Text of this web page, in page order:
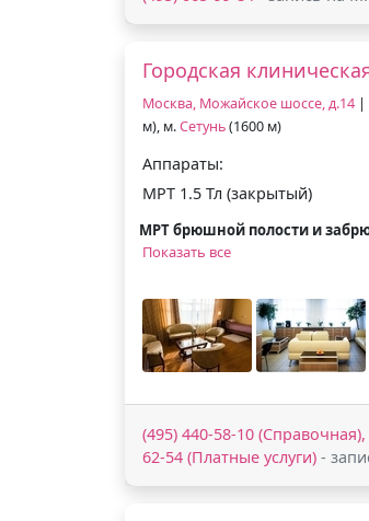
Городская
Москва, Можайское шоссе, д.14 |
м), м.Сетунь(1600 м)
Аппараты:
МРТ 1.5 Тл (закрытый)
МРТ брюшной полости и
Показать все
(495) 440-58-10
62-54 (Платные услуги) -